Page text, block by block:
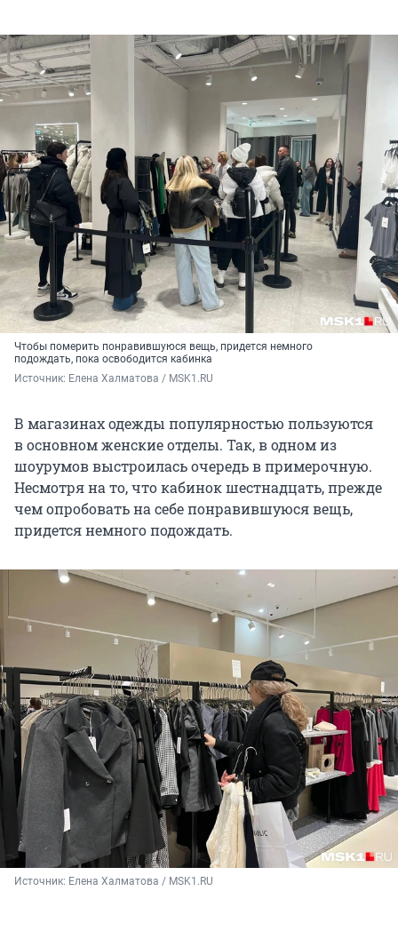
Чтобы померить понравившуюся вещь, придется немного
подождать, пока освободится кабинка
Источник: Елена Халматова / MSK1.RU
В магазинах одежды популярностью пользуются
в основном женские отделы. Так, в одном из
шоурумов выстроилась очередь в примерочную.
Несмотря на то, что кабинок шестнадцать, прежде
чем опробовать на себе понравившуюся вещь,
придется немного подождать.
Источник: Елена Халматова / MSK1.RU